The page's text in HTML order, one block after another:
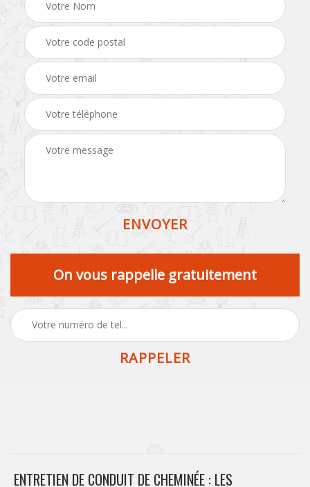
On vous rappelle gratuitement
ENTRETIEN DE CONDUIT DE CHEMINÉE : LES